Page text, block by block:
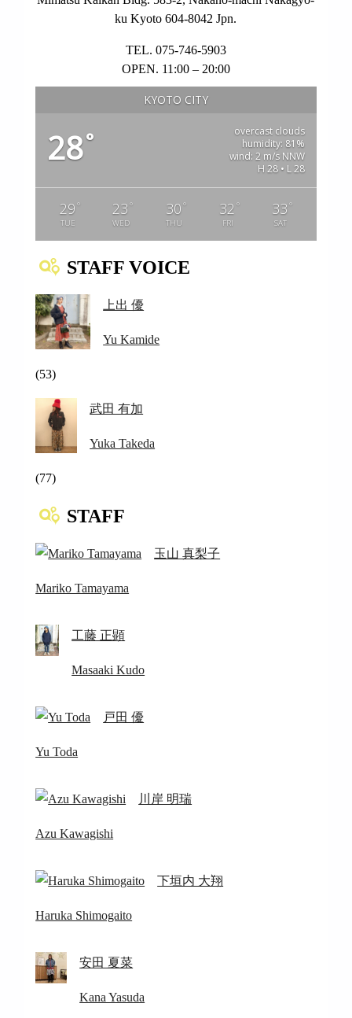
ku Kyoto 604-8042 Jpn.
TEL. 075-746-5903
OPEN. 11:00 – 20:00
KYOTO CITY
28°
overcast clouds
humidity: 81%
wind: 2 m/s NNW
H 28 • L 28
29 °
TUE
23 °
WED
30 °
THU
32 °
FRI
33 °
SAT
STAFF VOICE
上出 優
Yu Kamide
(53)
武田 有加
Yuka Takeda
(77)
STAFF
玉山 真梨子
Mariko Tamayama
工藤 正顕
Masaaki Kudo
戸田 優
Yu Toda
川岸 明瑞
Azu Kawagishi
下垣内 大翔
Haruka Shimogaito
安田 夏菜
Kana Yasuda